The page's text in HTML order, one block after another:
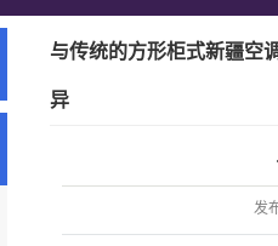
与传统的方形柜式新疆空
异
发